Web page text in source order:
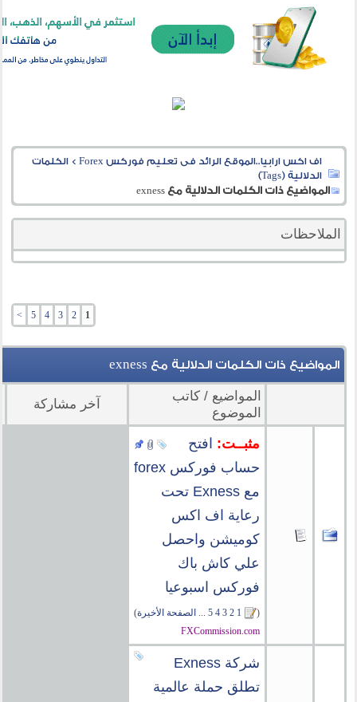
اف اكس ارابيا..الموقع الرائد فى تعليم فوركس Forex >الكلمات
الدلالية (Tags)
المواضيع ذات الكلمات الدلالية معexness
الملاحظات
1
2
3
4
5
>
المواضيع ذات الكلمات الدلالية مع exness
المواضيع / كاتب
الموضوع
آخر مشاركة
مثبــت: افتح
حساب فوركس forex
مع Exness تحت
رعاية اف اكس
كوميشن واحصل
علي كاش باك
فوركس اسبوعيا
(
1
2
3
4
5
... الصفحة الأخيرة)
FXCommission.com
شركة Exness
تطلق حملة عالمية